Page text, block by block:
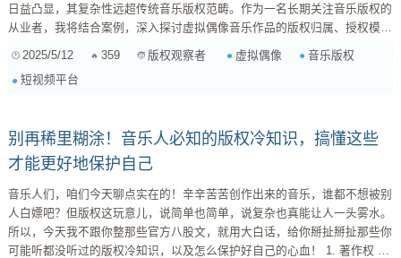
日益凸显，其复杂性远超传统音乐版权范畴。作为一名长期关注音乐版权的
从业者，我将结合案例，深入探讨虚拟偶像音乐作品的版权归属、授权模
拟偶像的崛起与音乐版权的新挑战 虚拟偶像，顾名思义，并非真实存在的
个体，而是通过CG技术、人工智能等手段创造出来的虚拟形象。他们拥有
2025/5/12 359 版权观察者 虚拟偶像
音乐版权
短视频平台
别再稀里糊涂！音乐人必知的版权冷知识，搞懂这些
才能更好地保护自己
音乐人们，咱们今天聊点实在的！辛辛苦苦创作出来的音乐，谁都不想被别
人白嫖吧？但版权这玩意儿，说简单也简单，说复杂也真能让人一头雾水。
所以，今天我不跟你整那些官方八股文，就用大白话，给你掰扯掰扯那些你
可能听都没听过的版权冷知识，以及怎么保护好自己的心血！ 1. 著作权 ≠